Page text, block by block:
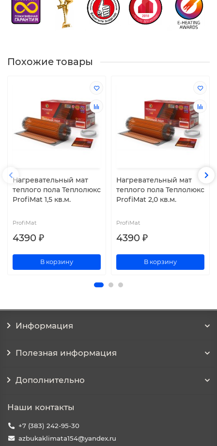
Похожие товары
Нагревательный мат
теплого пола Теплолюкс
ProfiMat 1,5 кв.м.
ProfiMat
4390 ₽
В корзину
Нагревательный мат
теплого пола Теплолюкс
ProfiMat 2,0 кв.м.
ProfiMat
4390 ₽
В корзину
Информация
Полезная информация
Дополнительно
Наши контакты
+7 (383) 242-95-30
azbukaklimata154@yandex.ru